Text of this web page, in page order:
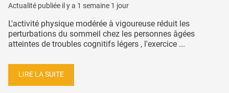
Actualité publiée il y a 1 semaine 1 jour
L'activité physique modérée à vigoureuse réduit les
perturbations du sommeil chez les personnes âgées
atteintes de troubles cognitifs légers , l'exercice ...
LIRE LA SUITE